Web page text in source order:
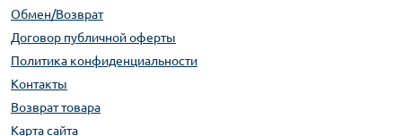
Обмен/Возврат
Договор публичной оферты
Политика конфиденциальности
Контакты
Возврат товара
Карта сайта